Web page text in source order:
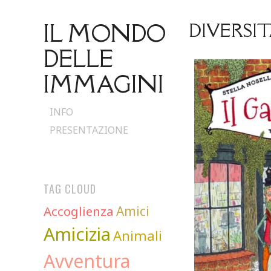
IL MONDO
DELLE
IMMAGINI
Skip
to
INFO
PRESENTAZIONE
TAG CLOUD
Accoglienza Amici
Amicizia Animali
Avventura